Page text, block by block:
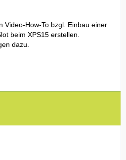
Video-How-To bzgl. Einbau einer
beim XPS15 erstellen.
dazu.